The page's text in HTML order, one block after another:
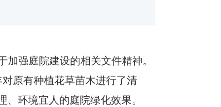
强庭院建设的相关文件精神。
对原有种植花草苗木进行了清
环境宜人的庭院绿化效果。